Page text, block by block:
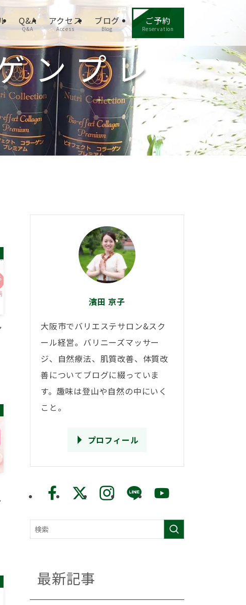
Q&A
Q&A
アクセス
Access
ブログ
Blog
ご予約
Reservation
ンプレ
濱田 京子
大阪市でバリエステサロン&スク
ール経営。バリニーズマッサー
ジ、自然療法、肌質改善、体質改
善についてブログに綴っていま
す。趣味は登山や自然の中にいく
こと。
プロフィール
最新記事